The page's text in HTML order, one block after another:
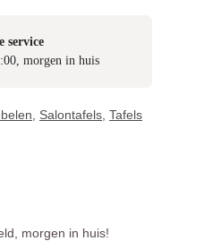
service
morgen in huis
Salontafels Tafels
morgen in huis!